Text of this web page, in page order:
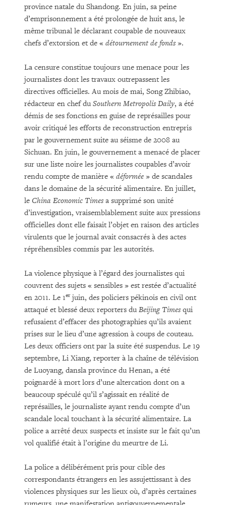
province natale du Shandong. En juin, sa peine
d’emprisonnement a été prolongée de huit ans, le
même tribunal le déclarant coupable de nouveaux
chefs d’extorsion et de « détournement de fonds».
La censure constitue toujours une menace pour les
journalistes dont les travaux outrepassent les
directives officielles. Au mois de mai, Song Zhibiao,
rédacteur en chef du Southern Metropolis Daily, a été
démis de ses fonctions en guise de représailles pour
avoir critiqué les efforts de reconstruction entrepris
par le gouvernement suite au séisme de 2008 au
Sichuan. En juin, le gouvernement a menacé de placer
sur une liste noire les journalistes coupables d’avoir
rendu compte de manière « déformée » de scandales
dans le domaine de la sécurité alimentaire. En juillet,
le China Economic Timesa supprimé son unité
d’investigation, vraisemblablement suite aux pressions
officielles dont elle faisait l’objet en raison des articles
virulents que le journal avait consacrés à des actes
répréhensibles commis par les autorités.
La violence physique à l’égard des journalistes qui
couvrent des sujets « sensibles » est restée d’actualité
en 2011. Le 1erjuin, des policiers pékinois en civil ont
attaqué et blessé deux reporters du Beijing Timesqui
refusaient d’effacer des photographies qu’ils avaient
prises sur le lieu d’une agression à coups de couteau.
Les deux officiers ont par la suite été suspendus. Le 19
septembre, Li Xiang, reporter à la chaîne de télévision
de Luoyang, dansla province du Henan, a été
poignardé à mort lors d’une altercation dont on a
beaucoup spéculé qu’il s’agissait en réalité de
représailles, le journaliste ayant rendu compte d’un
scandale local touchant à la sécurité alimentaire. La
police a arrêté deux suspects et insiste sur le fait qu’un
vol qualifié était à l’origine du meurtre de Li.
La police a délibérément pris pour cible des
correspondants étrangers en les assujettissant à des
violences physiques sur les lieux où, d’après certaines